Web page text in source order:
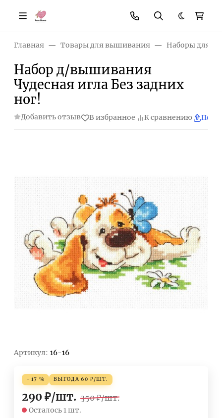
Темная
Главная Товары для вышивания Наборы для
Набор д/вышивания
Чудесная игла Без задних
ног!
Добавить отзыв В избранное К сравнению
Артикул: 16-16
- 17 % ВЫГОДА 60 ₽/ШТ.
290 ₽/шт. 350 ₽/шт.
Осталось 1 шт.